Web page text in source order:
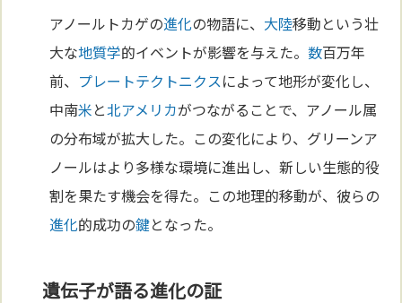
アノールトカゲの進化の物語に、 大陸移動という壮
大な地質学的イベントが影響を与えた。数百万年
前、 プレートテクトニクスによって地形が変化し、
中南米と北アメリカがつながることで、アノール属
の分布域が拡大した。この変化により、グリーンア
ノールはより多様な環境に進出し、新しい生態的役
割を果たす機会を得た。この地理的移動が、彼らの
進化的成功の鍵となった。
遺伝子が語る進化の証